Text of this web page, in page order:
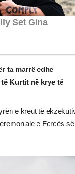
ta marrë edhe
Kurtit në krye të
e kreut të
e Forcës së